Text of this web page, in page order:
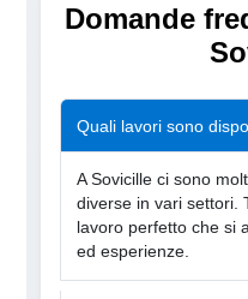
Domande
Quali lavori sono
A Sovicille ci sono
diverse in vari settori.
lavoro perfetto che si
ed esperienze.